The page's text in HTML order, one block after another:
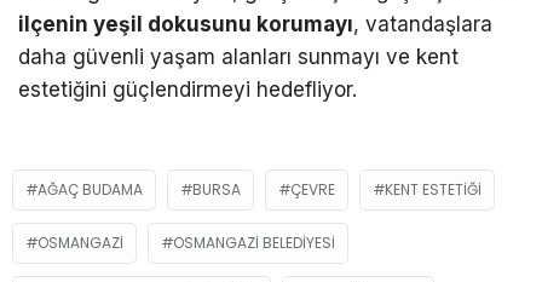
ilçenin yeşil dokusunu korumayı, vatandaşlara
daha güvenli yaşam alanları sunmayı ve kent
estetiğini güçlendirmeyi hedefliyor.
AĞAÇ BUDAMA BURSA ÇEVRE KENT ESTETIĞI
OSMANGAZI OSMANGAZI BELEDIYESI